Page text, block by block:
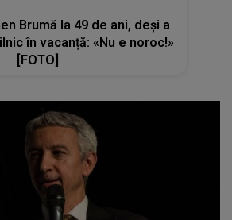
Brumă la 49 de ani, deși a
în vacanță: «Nu e noroc!»
[FOTO]